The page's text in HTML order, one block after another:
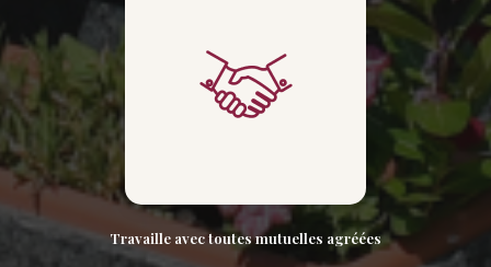
Travaille avec toutes mutuelles agréées